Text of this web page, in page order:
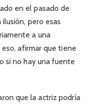
en el pasado de
pero esas
a una
afirmar que tiene
si no hay una fuente
que la actriz podría